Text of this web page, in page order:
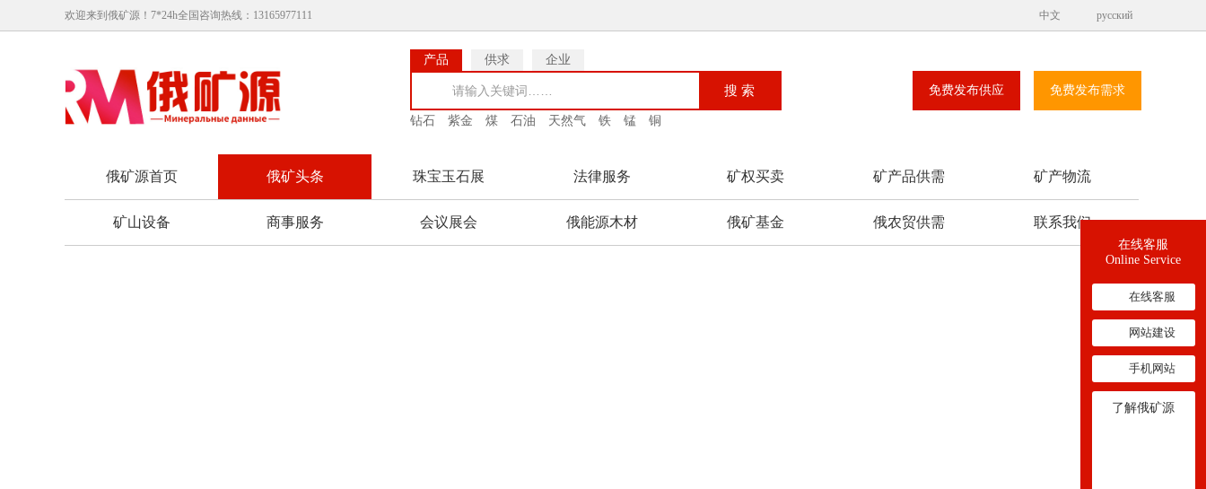
欢迎来到俄矿源！7*24h全国咨询热线： 13165977111 中文 русский
产品 供求 企业
搜 索
钻石 紫金 煤 石油 天然气 铁 锰 铜
免费发布供应 免费发布需求
俄矿源首页 俄矿头条 珠宝玉石展 法律服务 矿权买卖 矿产品供需 矿产物流
矿山设备 商事服务 会议展会 俄能源木材 俄矿基金 俄农贸供需 联系我们
在线客服
Online Service
在线客服
网站建设
手机网站
了解俄矿源